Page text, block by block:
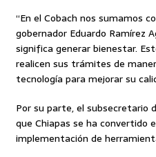
“En el Cobach nos sumamos
gobernador Eduardo Ramírez
significa generar bienestar.
realicen sus trámites de
tecnología para mejorar su
Por su parte, el subsecretario
que Chiapas se ha convertido
implementación de